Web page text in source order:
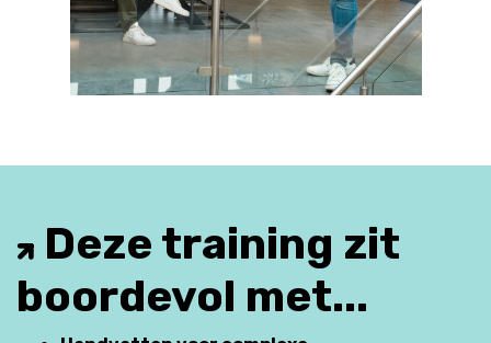
Deze training zit
boordevol met...